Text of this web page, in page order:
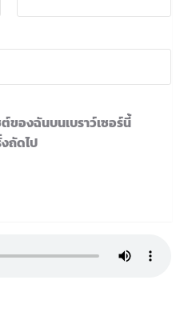
ของฉันบนเบราว์เซอร์นี้
ถัดไป